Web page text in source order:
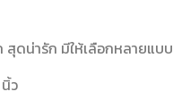
ดน่ารัก มีให้เลือกหลายแบบ
ว